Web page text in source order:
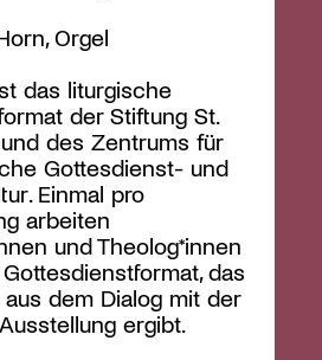
Orgel
das liturgische
der Stiftung St.
des Zentrums für
Gottesdienst- und
Einmal pro
arbeiten
und Theolog*innen
das
dem Dialog mit der
ergibt.